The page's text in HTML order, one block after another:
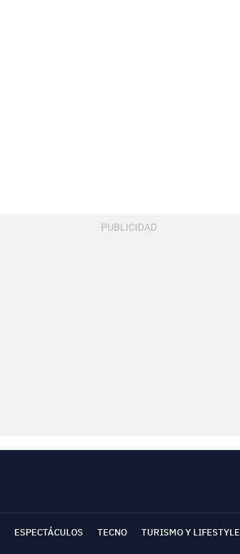
ESPECTÁCULOS TECNO TURISMO Y LIFESTYLE